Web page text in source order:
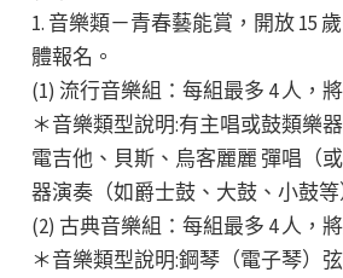
1. 音樂類－青春藝能賞，開放 15
體報名。
(1) 流行音樂組：每組最多 4 人，
＊音樂類型說明:有主唱或鼓類樂
電吉他、貝斯、烏客麗麗 彈唱（
器演奏（如爵士鼓、大鼓、小鼓等
(2) 古典音樂組：每組最多 4 人，
＊音樂類型說明:鋼琴（電子琴）